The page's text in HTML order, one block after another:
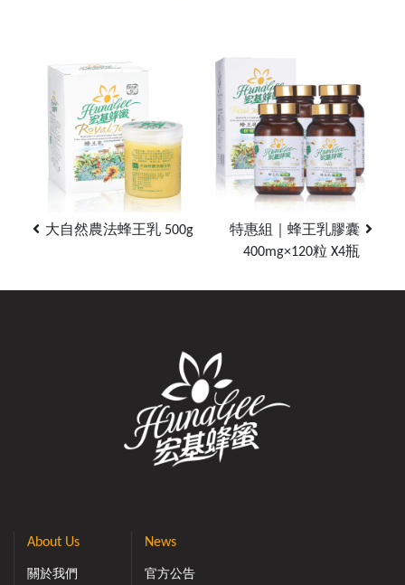
大自然農法蜂王乳 500g
特惠組｜蜂王乳膠囊
400mg×120粒 X4瓶
About Us
關於我們
News
官方公告